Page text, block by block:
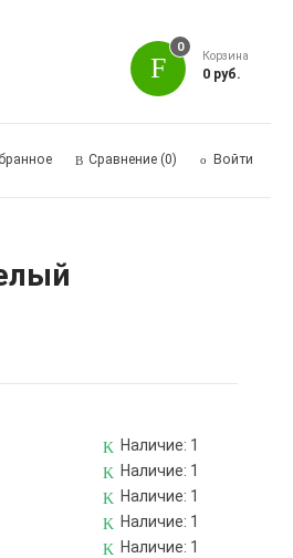
0
Корзина
0 руб.
Сравнение (0) Войти
Наличие: 1
Наличие: 1
Наличие: 1
Наличие: 1
Наличие: 1